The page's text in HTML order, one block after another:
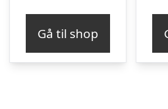
Gå til shop